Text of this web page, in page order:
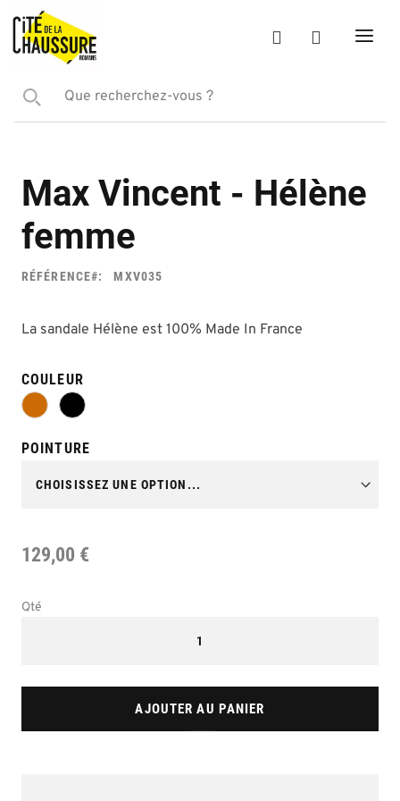
Max Vincent - Hélène
femme
RÉFÉRENCE MXV035
La sandale Hélène est 100% Made In France
COULEUR
POINTURE
129,00 €
Qté
AJOUTER AU PANIER